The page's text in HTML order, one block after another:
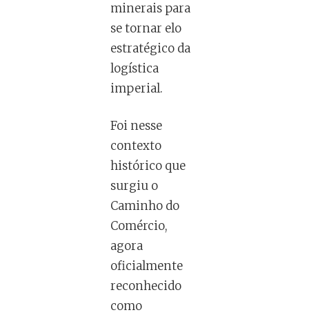
minerais para
se tornar elo
estratégico da
logística
imperial.
Foi nesse
contexto
histórico que
surgiu o
Caminho do
Comércio,
agora
oficialmente
reconhecido
como